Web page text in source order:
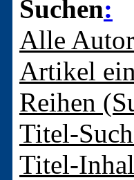
Suchen:
Alle
Artikel
Reihen
Titel-
Titel-